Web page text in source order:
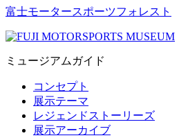
富士モータースポーツフォレスト
ミュージアムガイド
コンセプト
展示テーマ
レジェンドストーリーズ
展示アーカイブ